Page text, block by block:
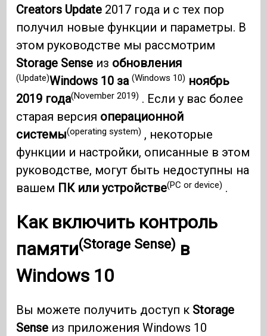
Creators Update 2017 года и с тех пор
получил новые функции и параметры. В
этом руководстве мы рассмотрим
Storage Sense из обновления
(Update)Windows 10 за(Windows 10) ноябрь
2019 года(November 2019) . Если у вас более
старая версия операционной
системы(operating system) , некоторые
функции и настройки, описанные в этом
руководстве, могут быть недоступны на
вашем ПК или устройстве(PC or device) .
Как включить контроль
памяти(Storage Sense) в
Windows 10
Вы можете получить доступ к Storage
Sense из приложения Windows 10